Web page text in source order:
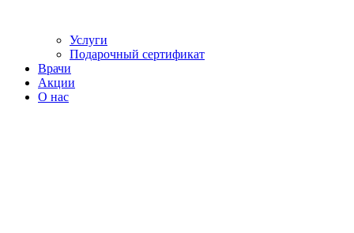
Услуги
Подарочный сертификат
Врачи
Акции
О нас